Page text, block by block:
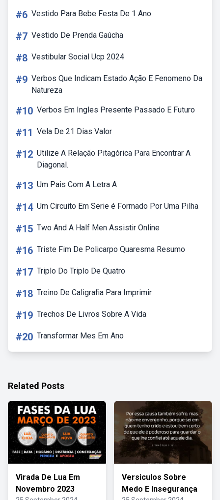
#6 Vestido Para Bebe Festa De 1 Ano
#7 Vestido De Prenda Gaúcha
#8 Vestibular Social Ucp 2024
#9 Verbos Que Indicam Estado Ação E Fenomeno Da
Natureza
#10 Verbos Em Ingles Presente Passado E Futuro
#11 Vela De 21 Dias Valor
#12 Utilize A Relação Pitagórica Para Encontrar A
Diagonal.
#13 Um Pais Com A Letra A
#14 Um Circuito Em Serie é Formado Por Uma Pilha
#15 Two And A Half Men Assistir Online
#16 Triste Fim De Policarpo Quaresma Resumo
#17 Triplo Do Triplo De Quatro
#18 Treino De Caligrafia Para Imprimir
#19 Trechos De Livros Sobre A Vida
#20 Transformar Mes Em Ano
Related Posts
Virada De Lua Em
Novembro 2023
Versiculos Sobre
Medo E Insegurança